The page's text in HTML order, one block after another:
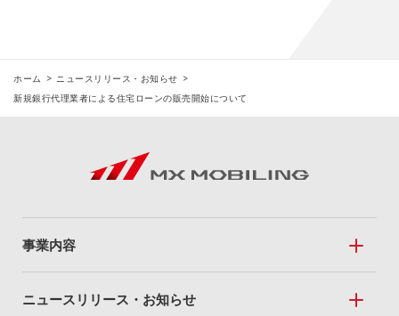
ホーム
ニュースリリース・お知らせ
新規銀行代理業者による住宅ローンの販売開始について
事業内容
事業内容トップ
ニュースリリース・お知らせ